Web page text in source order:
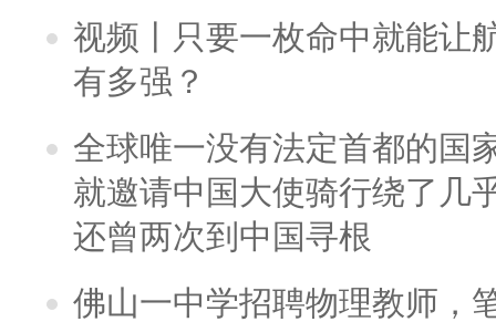
视频丨只要一枚命中就能让
有多强？
全球唯一没有法定首都的国
就邀请中国大使骑行绕了几
还曾两次到中国寻根
佛山一中学招聘物理教师，